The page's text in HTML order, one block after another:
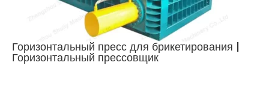
Горизонтальный пресс для брикетирования |
Горизонтальный прессовщик